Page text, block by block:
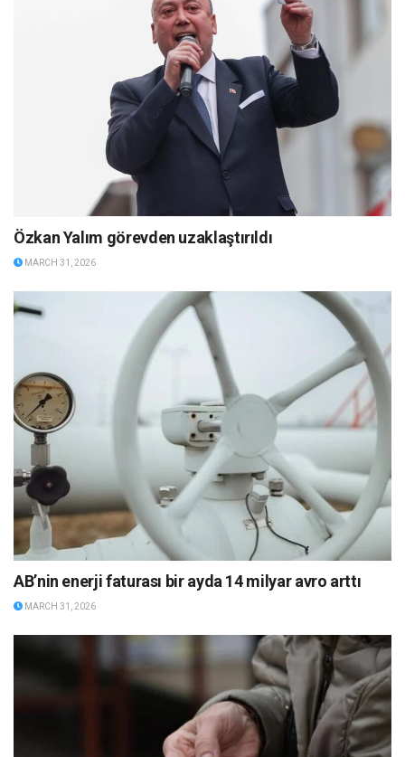
Özkan Yalım görevden uzaklaştırıldı
MARCH 31, 2026
AB’nin enerji faturası bir ayda 14 milyar avro arttı
MARCH 31, 2026